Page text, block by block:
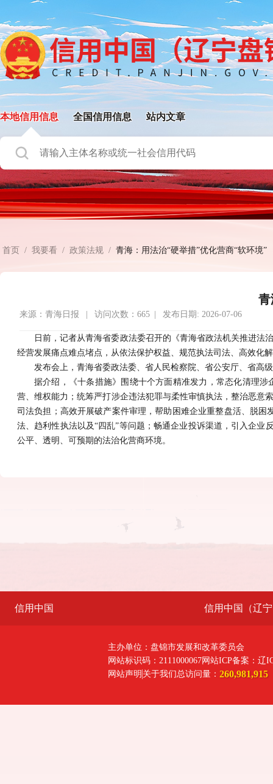
本地信用信息 全国信用信息 站内文章
首页 / 我要看 / 政策法规 / 青海：用法治“硬举措”优化营商“软环境”
青
来源：青海日报 | 访问次数：665 | 发布日期: 2026-07-06
日前，记者从青海省委政法委召开的《青海省政法机关推进
经营发展痛点难点堵点，从依法保护权益、规范执法司法、高效化
发布会上，青海省委政法委、省人民检察院、省公安厅、省高
据介绍，《十条措施》围绕十个方面精准发力，常态化清理
营、维权能力；统筹严打涉企违法犯罪与柔性审慎执法，整治恶意
司法负担；高效开展破产案件审理，帮助困难企业重整盘活、脱
法、趋利性执法以及“四乱”等问题；畅通企业投诉渠道，引入企业
公平、透明、可预期的法治化营商环境。
信用中国 信用中国（辽
主办单位：盘锦市发展和改革委员会
网站标识码：2111000067网站ICP备案：辽
网站声明 关于我们总访问量： 260,981,915